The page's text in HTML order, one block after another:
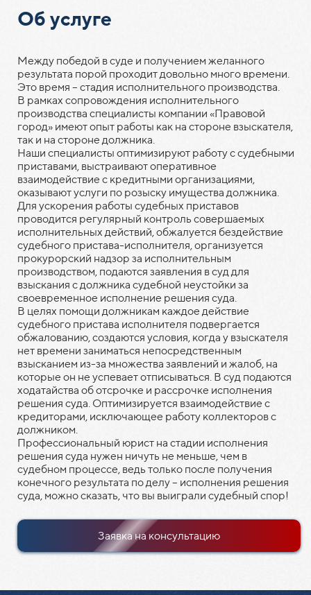
Об услуге
Между победой в суде и получением желанного
результата порой проходит довольно много времени.
Это время – стадия исполнительного производства.
В рамках сопровождения исполнительного
производства специалисты компании «Правовой
город» имеют опыт работы как на стороне взыскателя,
так и на стороне должника.
Наши специалисты оптимизируют работу с судебными
приставами, выстраивают оперативное
взаимодействие с кредитными организациями,
оказывают услуги по розыску имущества должника.
Для ускорения работы судебных приставов
проводится регулярный контроль совершаемых
исполнительных действий, обжалуется бездействие
судебного пристава-исполнителя, организуется
прокурорский надзор за исполнительным
производством, подаются заявления в суд для
взыскания с должника судебной неустойки за
своевременное исполнение решения суда.
В целях помощи должникам каждое действие
судебного пристава исполнителя подвергается
обжалованию, создаются условия, когда у взыскателя
нет времени заниматься непосредственным
взысканием из-за множества заявлений и жалоб, на
которые он не успевает отписываться. В суд подаются
ходатайства об отсрочке и рассрочке исполнения
решения суда. Оптимизируется взаимодействие с
кредиторами, исключающее работу коллекторов с
должником.
Профессиональный юрист на стадии исполнения
решения суда нужен ничуть не меньше, чем в
судебном процессе, ведь только после получения
конечного результата по делу – исполнения решения
суда, можно сказать, что вы выиграли судебный спор!
Заявка на консультацию